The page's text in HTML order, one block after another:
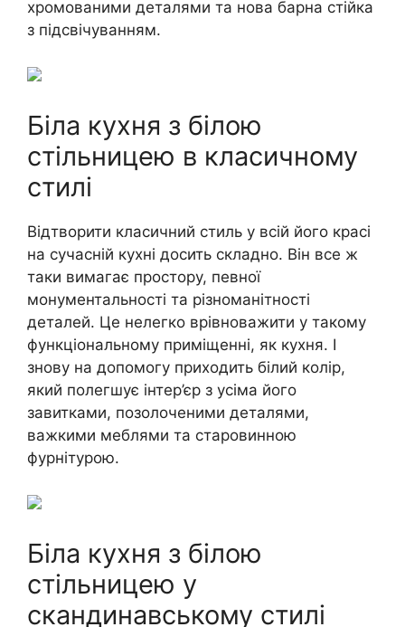
хромованими деталями та нова барна стійка
з підсвічуванням.
Біла кухня з білою
стільницею в класичному
стилі
Відтворити класичний стиль у всій його красі
на сучасній кухні досить складно. Він все ж
таки вимагає простору, певної
монументальності та різноманітності
деталей. Це нелегко врівноважити у такому
функціональному приміщенні, як кухня. І
знову на допомогу приходить білий колір,
який полегшує інтер’єр з усіма його
завитками, позолоченими деталями,
важкими меблями та старовинною
фурнітурою.
Біла кухня з білою
стільницею у
скандинавському стилі